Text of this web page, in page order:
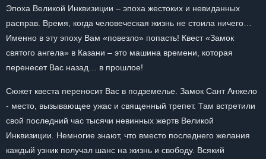
Эпоха Великой Инквизиции – эпоха жестоких и невиданных
расправ. Время, когда человеческая жизнь не стоила ничего…
Именно в эту эпоху Вам «повезло» попасть! Квест «Замок
святого ангела» в Казани – это машина времени, которая
перенесет Вас назад… в прошлое!
Сюжет квеста переносит Вас в подземелье. Замок Сант Анжело
- место, вызывающее ужас и священный трепет. Там встретили
свой последний час тысячи невинных жертв Великой
Инквизиции. Немногие знают, что вместо последнего желания
каждый узник получал шанс на жизнь и свободу. Всякий